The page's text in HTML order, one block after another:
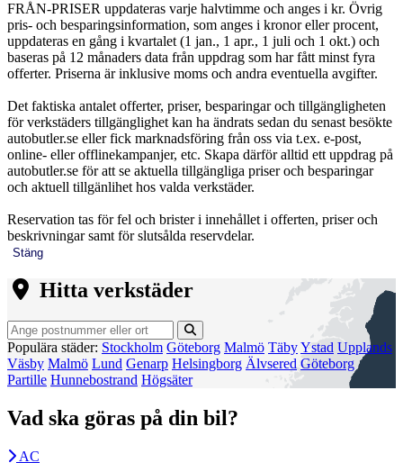
FRÅN-PRISER uppdateras varje halvtimme och anges i kr. Övrig
pris- och besparingsinformation, som anges i kronor eller procent,
uppdateras en gång i kvartalet (1 jan., 1 apr., 1 juli och 1 okt.) och
baseras på 12 månaders data från uppdrag som har fått minst fyra
offerter. Priserna är inklusive moms och andra eventuella avgifter.
Det faktiska antalet offerter, priser, besparingar och tillgängligheten
för verkstäders tillgänglighet kan ha ändrats sedan du senast besökte
autobutler.se eller fick marknadsföring från oss via t.ex. e-post,
online- eller offlinekampanjer, etc. Skapa därför alltid ett uppdrag på
autobutler.se för att se aktuella tillgängliga priser och besparingar
och aktuell tillgänlihet hos valda verkstäder.
Reservation tas för fel och brister i innehållet i offerten, priser och
beskrivningar samt för slutsålda reservdelar.
Stäng
Hitta verkstäder
Populära städer: Stockholm Göteborg Malmö TäbyYstad Upplands
Väsby Malmö Lund Genarp Helsingborg Älvsered Göteborg
Partille Hunnebostrand Högsäter
Vad ska göras på din bil?
AC